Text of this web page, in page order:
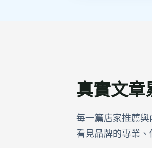
真實文章
每一篇店家推薦
看見品牌的專業、